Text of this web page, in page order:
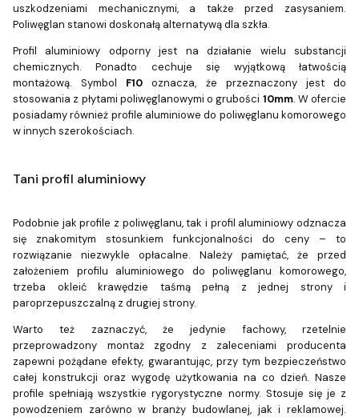
uszkodzeniami mechanicznymi, a także przed zasysaniem.
Poliwęglan stanowi doskonałą alternatywą dla szkła.
Profil aluminiowy odporny jest na działanie wielu substancji
chemicznych. Ponadto cechuje się wyjątkową łatwością
montażową. Symbol F10 oznacza, że przeznaczony jest do
stosowania z płytami poliwęglanowymi o grubości 10mm. W ofercie
posiadamy również profile aluminiowe do poliwęglanu komorowego
w innych szerokościach.
Tani profil aluminiowy
Podobnie jak profile z poliwęglanu, tak i profil aluminiowy odznacza
się znakomitym stosunkiem funkcjonalności do ceny – to
rozwiązanie niezwykle opłacalne. Należy pamiętać, że przed
założeniem profilu aluminiowego do poliwęglanu komorowego,
trzeba okleić krawędzie taśmą pełną z jednej strony i
paroprzepuszczalną z drugiej strony.
Warto też zaznaczyć, że jedynie fachowy, rzetelnie
przeprowadzony montaż zgodny z zaleceniami producenta
zapewni pożądane efekty, gwarantując, przy tym bezpieczeństwo
całej konstrukcji oraz wygodę użytkowania na co dzień. Nasze
profile spełniają wszystkie rygorystyczne normy. Stosuje się je z
powodzeniem zarówno w branży budowlanej, jak i reklamowej.